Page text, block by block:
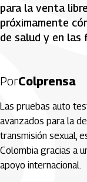
para la venta
próximamente
de salud y en las
PorColprensa
Las pruebas auto
avanzados para la
transmisión sexual,
Colombia gracias a
apoyo internacional.